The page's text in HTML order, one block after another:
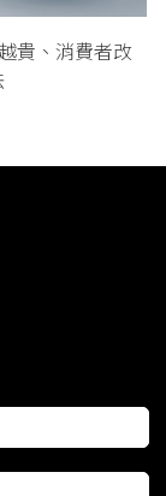
貴、消費者改